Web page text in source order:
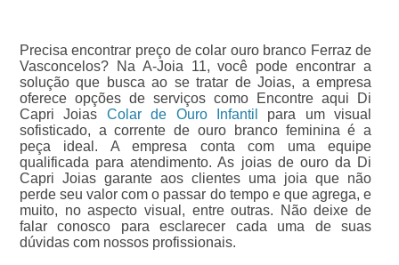
Precisa encontrar preço de colar ouro branco Ferraz de
Vasconcelos? Na A-Joia 11, você pode encontrar a
solução que busca ao se tratar de Joias, a empresa
oferece opções de serviços como Encontre aqui Di
Capri Joias Colar de Ouro Infantil
para um visual
sofisticado, a corrente de ouro branco feminina é a
peça ideal. A empresa conta com uma equipe
qualificada para atendimento. As joias de ouro da Di
Capri Joias garante aos clientes uma joia que não
perde seu valor com o passar do tempo e que agrega, e
muito, no aspecto visual, entre outras. Não deixe de
falar conosco para esclarecer cada uma de suas
dúvidas com nossos profissionais.